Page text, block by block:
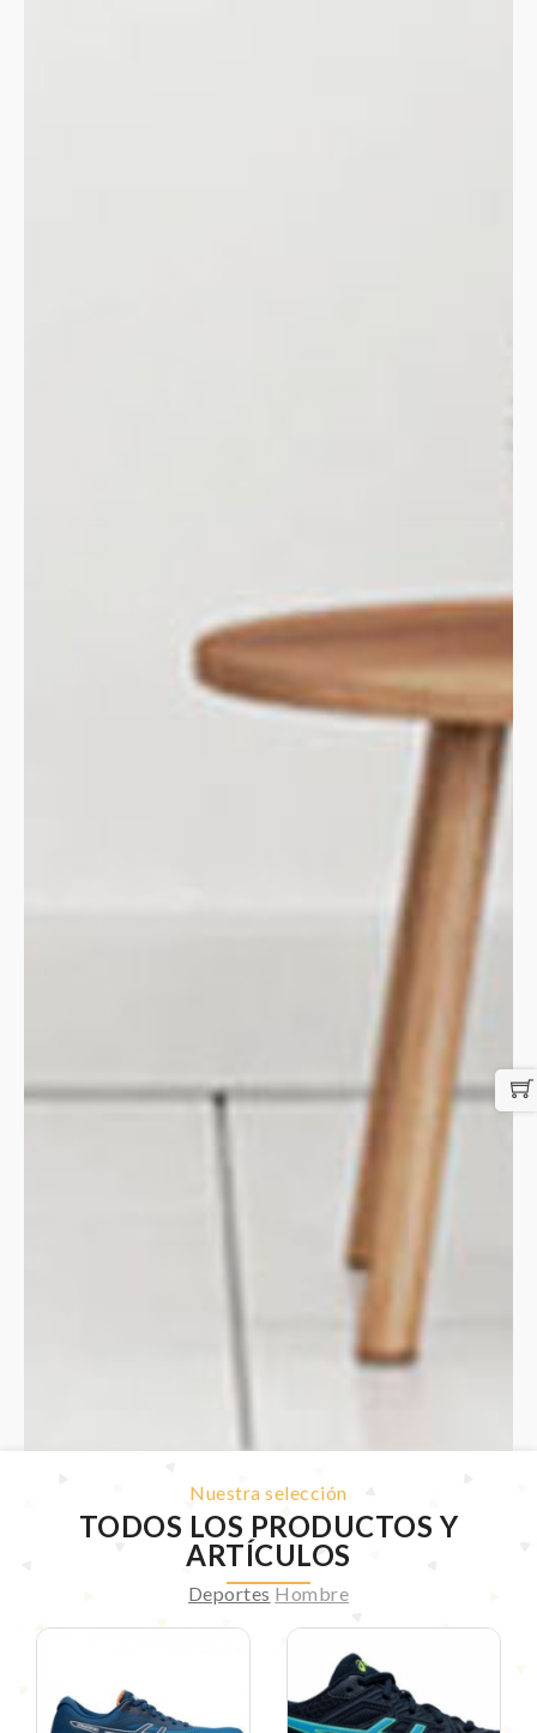
Nuestra selección
TODOS LOS PRODUCTOS Y
ARTÍCULOS
Deportes Hombre